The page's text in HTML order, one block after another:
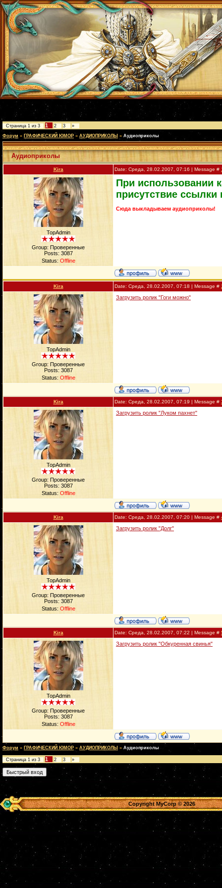
Страница 1 из 3 1 2 3
»
Форум » ГРАФИЧЕСКИЙ ЮМОР » АУДИОПРИКОЛЫ » Аудиоприколы
Аудиоприколы
Kira Date: Среда, 28.02.2007, 07:16 | Message #
TopAdmin
Group: Проверенные
Posts: 3087
Status: Offline
При использовании
присутствие
Сюда выкладываем аудиоприколы!
Kira Date: Среда, 28.02.2007, 07:18 | Message #
TopAdmin
Group: Проверенные
Posts: 3087
Status: Offline
Загрузить ролик "Гоги можно"
Kira Date: Среда, 28.02.2007, 07:19 | Message #
TopAdmin
Group: Проверенные
Posts: 3087
Status: Offline
Загрузить ролик "Луком пахнет"
Kira Date: Среда, 28.02.2007, 07:20 | Message #
TopAdmin
Group: Проверенные
Posts: 3087
Status: Offline
Загрузить ролик "Долг"
Kira Date: Среда, 28.02.2007, 07:22 | Message #
TopAdmin
Group: Проверенные
Posts: 3087
Status: Offline
Загрузить ролик "Обкуренная свинья"
Форум » ГРАФИЧЕСКИЙ ЮМОР » АУДИОПРИКОЛЫ » Аудиоприколы
Страница 1 из 3 1 2 3 »
Copyright MyCorp © 2026